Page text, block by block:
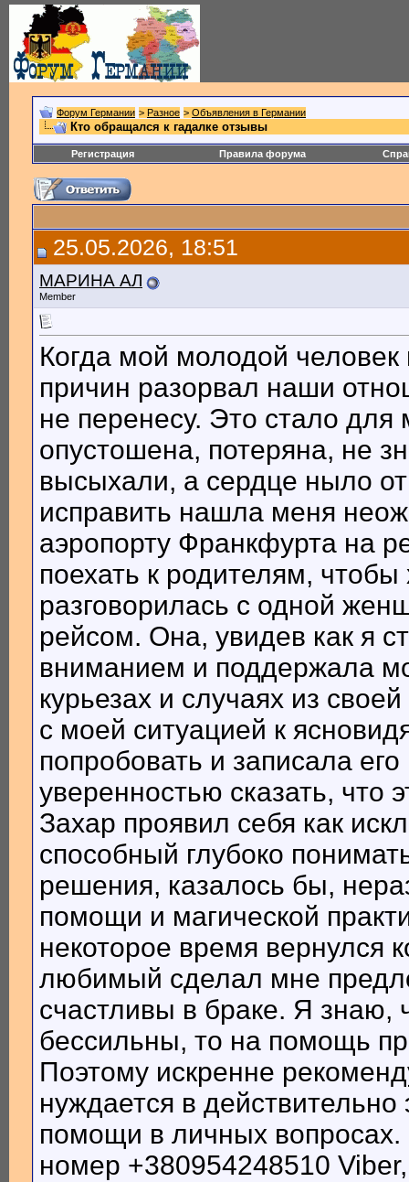
Форум Германии > Разное > Объявления в Германии
Кто обращался к гадалке отзывы
Регистрация Правила форума
25.05.2026, 18:51
МАРИНА АЛ
Member
Когда мой молодой
причин разорвал наши
не перенесу. Это стало
опустошена, потеряна, не
высыхали, а сердце ныло
исправить нашла меня
аэропорту Франкфурта на
поехать к родителям, чтобы
разговорилась с одной
рейсом. Она, увидев как я
вниманием и поддержала
курьезах и случаях из
с моей ситуацией к
попробовать и записала
уверенностью сказать,
Захар проявил себя как
способный глубоко
решения, казалось бы,
помощи и магической
некоторое время вернулся
любимый сделал мне
счастливы в браке. Я знаю,
бессильны, то на помощь
Поэтому искренне
нуждается в
помощи в личных вопросах.
номер +380954248510